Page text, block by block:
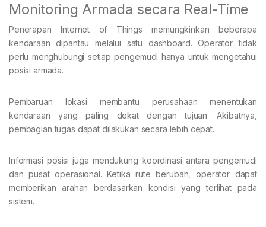
Monitoring Armada secara Real-Time
Penerapan Internet of Things memungkinkan beberapa
kendaraan dipantau melalui satu dashboard. Operator tidak
perlu menghubungi setiap pengemudi hanya untuk mengetahui
posisi armada.
Pembaruan lokasi membantu perusahaan menentukan
kendaraan yang paling dekat dengan tujuan. Akibatnya,
pembagian tugas dapat dilakukan secara lebih cepat.
Informasi posisi juga mendukung koordinasi antara pengemudi
dan pusat operasional. Ketika rute berubah, operator dapat
memberikan arahan berdasarkan kondisi yang terlihat pada
sistem.